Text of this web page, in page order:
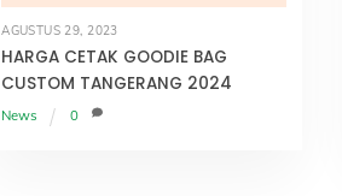
AGUSTUS 29, 2023
HARGA CETAK GOODIE BAG
CUSTOM TANGERANG 2024
News 0